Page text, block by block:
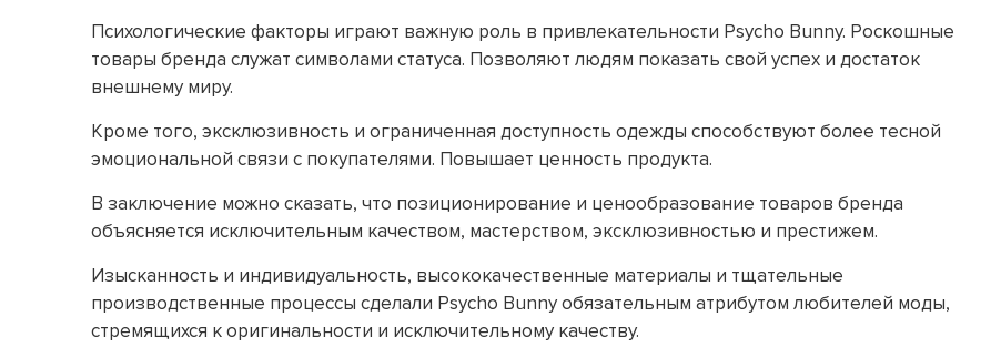
Психологические факторы играют важную роль в привлекательности Psycho Bunny. Роскошные
товары бренда служат символами статуса. Позволяют людям показать свой успех и достаток
внешнему миру.
Кроме того, эксклюзивность и ограниченная доступность одежды способствуют более тесной
эмоциональной связи с покупателями. Повышает ценность продукта.
В заключение можно сказать, что позиционирование и ценообразование товаров бренда
объясняется исключительным качеством, мастерством, эксклюзивностью и престижем.
Изысканность и индивидуальность, высококачественные материалы и тщательные
производственные процессы сделали Psycho Bunny обязательным атрибутом любителей моды,
стремящихся к оригинальности и исключительному качеству.